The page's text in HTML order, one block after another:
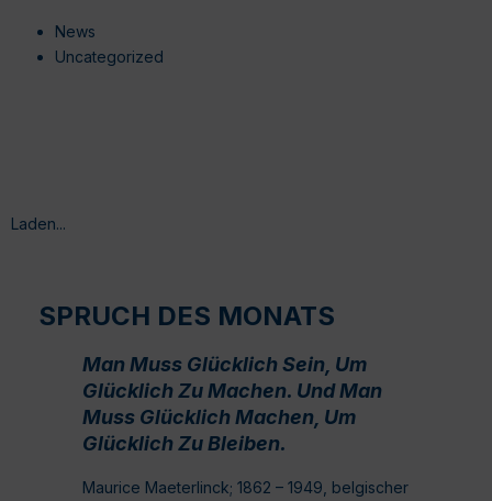
News
Uncategorized
Laden...
SPRUCH DES MONATS
Man Muss Glücklich Sein, Um
Glücklich Zu Machen. Und Man
Muss Glücklich Machen, Um
Glücklich Zu Bleiben.
Maurice Maeterlinck; 1862 – 1949, belgischer